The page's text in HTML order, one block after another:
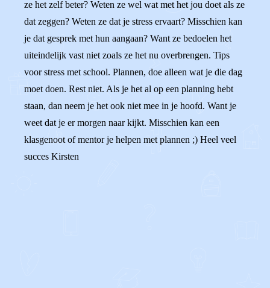
ze het zelf beter? Weten ze wel wat met het jou doet als ze
dat zeggen? Weten ze dat je stress ervaart? Misschien kan
je dat gesprek met hun aangaan? Want ze bedoelen het
uiteindelijk vast niet zoals ze het nu overbrengen. Tips
voor stress met school. Plannen, doe alleen wat je die dag
moet doen. Rest niet. Als je het al op een planning hebt
staan, dan neem je het ook niet mee in je hoofd. Want je
weet dat je er morgen naar kijkt. Misschien kan een
klasgenoot of mentor je helpen met plannen ;) Heel veel
succes Kirsten